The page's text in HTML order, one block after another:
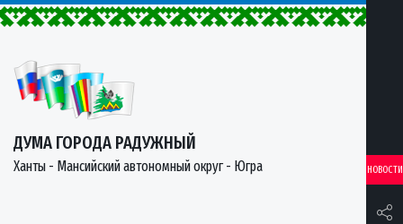
ДУМА ГОРОДА РАДУЖНЫЙ
Ханты - Мансийский автономный округ - Югра НОВОСТИ